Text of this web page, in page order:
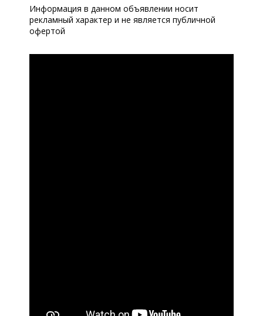
Информация в данном объявлении носит
рекламный характер и не является публичной
офертой